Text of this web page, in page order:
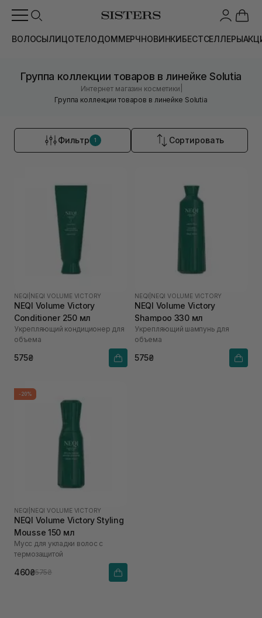
ВОЛОСЫЛИЦОТЕЛОДОММЕРЧНОВИНКИБЕСТСЕЛЛЕРЫ
Группа коллекции товаров в линейке Solutia
Интернет магазин косметики
Группа коллекции товаров в линейке Solutia
Фильтр 1 Сортировать
NEQI NEQI VOLUME VICTORY
NEQI Volume Victory
Conditioner 250 мл
Укрепляющий кондиционер для
объема
575₴
NEQI NEQI VOLUME VICTORY
NEQI Volume Victory
Shampoo 330 мл
Укрепляющий шампунь для
объема
575₴
-20%
NEQI NEQI VOLUME VICTORY
NEQI Volume Victory Styling
Mousse 150 мл
Мусс для укладки волос с
термозащитой
460₴575₴